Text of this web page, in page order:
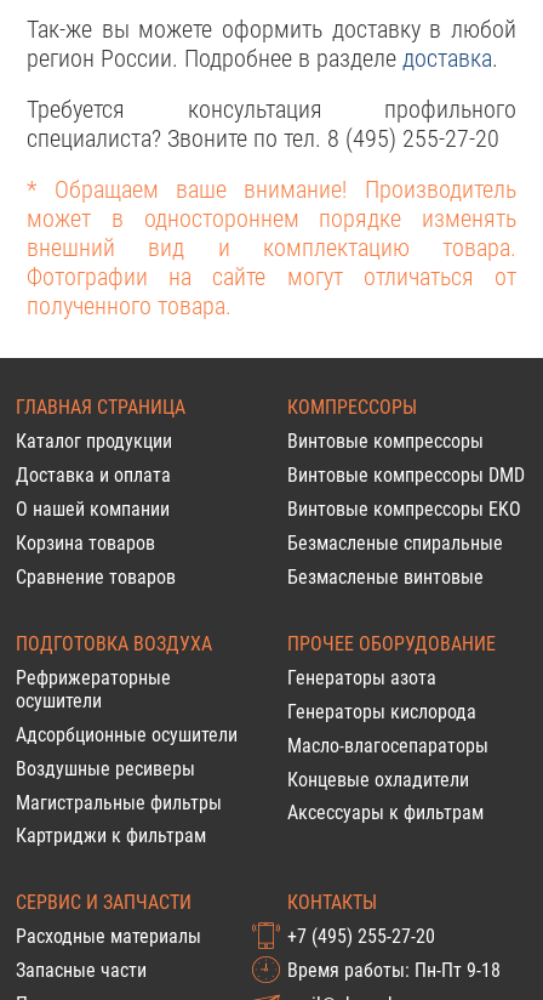
Так-же вы можете оформить доставку в любой
регион России. Подробнее в разделе доставка.
Требуется консультация профильного
специалиста? Звоните по тел. 8 (495) 255-27-20
* Обращаем ваше внимание! Производитель
может в одностороннем порядке изменять
внешний вид и комплектацию товара.
Фотографии на сайте могут отличаться от
полученного товара.
ГЛАВНАЯ СТРАНИЦА
Каталог продукции
Доставка и оплата
О нашей компании
Корзина товаров
Сравнение товаров
КОМПРЕССОРЫ
Винтовые компрессоры
Винтовые компрессоры DMD
Винтовые компрессоры EKO
Безмасленые спиральные
Безмасленые винтовые
ПОДГОТОВКА ВОЗДУХА
Рефрижераторные
осушители
Адсорбционные осушители
Воздушные ресиверы
Магистральные фильтры
Картриджи к фильтрам
ПРОЧЕЕ ОБОРУДОВАНИЕ
Генераторы азота
Генераторы кислорода
Масло-влагосепараторы
Концевые охладители
Аксессуары к фильтрам
СЕРВИС И ЗАПЧАСТИ
Расходные материалы
Запасные части
КОНТАКТЫ
+7 (495) 255-27-20
Время работы: Пн-Пт 9-18